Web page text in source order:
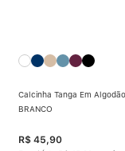
Calcinha Tanga Em
BRANCO
R$ 45,90